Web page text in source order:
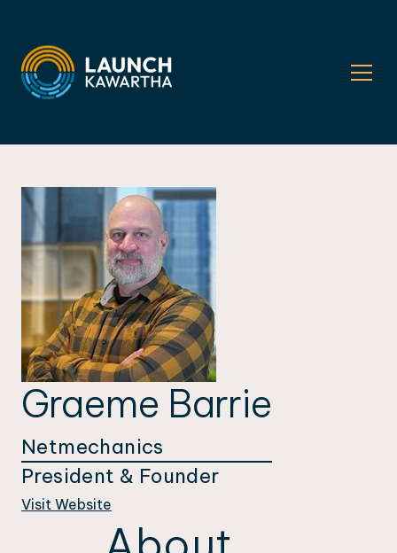
Graeme Barrie
Netmechanics
President & Founder
Visit Website